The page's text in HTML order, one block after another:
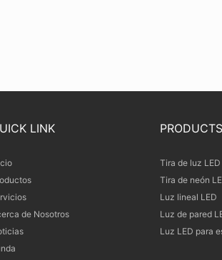
LINK
de Nosotros
PRODUCTS
Tira de luz LED
Tira de neón
Luz lineal LED
Luz de pared
Luz LED para